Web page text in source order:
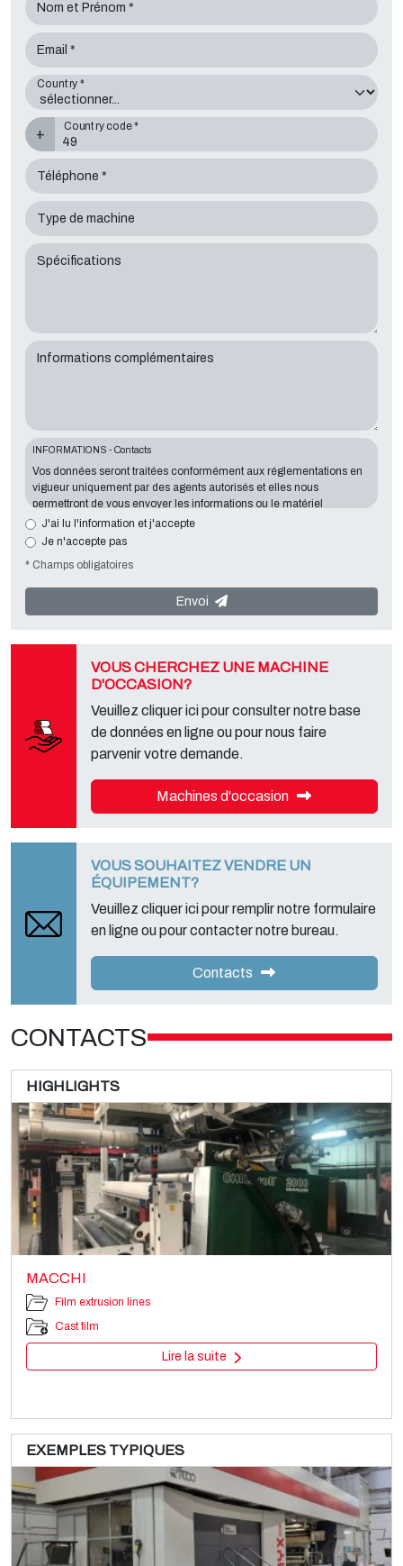
Nom et Prénom *
Email *
Country *
+
Country code *
Téléphone *
Type de machine
Spécifications
Informations complémentaires
INFORMATIONS - Contacts
Vos données seront traitées conformément aux réglementations en
vigueur uniquement par des agents autorisés et elles nous
permettront de vous envoyer les informations ou le matériel
demandés. La communication d'information est essentielle au
regard de l'objectif exposé; les données manquantes nous mettront
Le responsable du traitement des données est
2000 S.r.l., situéVia A. Dominutti, 6 37135 (VR) Italy. Vos données
ne seront ni communiquées ni transmises à des tiers. Vous pouvez
contacter le "Service Confidentialité" auprès du responsable du
télécharger ces informations à partir de la page "confidentialité" de
J'ai lu l'information et j'accepte
Je n'accepte pas
* Champs obligatoires
Envoi
VOUS CHERCHEZ UNE MACHINE
D'OCCASION?
Veuillez cliquer ici pour consulter notre base
de données en ligne ou pour nous faire
parvenir votre demande.
Machines d'occasion
VOUS SOUHAITEZ VENDRE UN
ÉQUIPEMENT?
Veuillez cliquer ici pour remplir notre formulaire
en ligne ou pour contacter notre bureau.
Contacts
CONTACTS
HIGHLIGHTS
MACCHI
Film extrusion lines
Cast film
Lire la suite
EXEMPLES TYPIQUES